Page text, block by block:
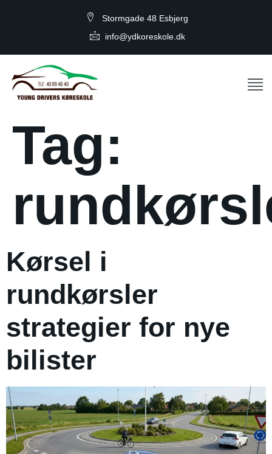
Stormgade 48 Esbjerg
info@ydkoreskole.dk
Tag:
Kørsel i
rundkørsler
strategier for nye
bilister